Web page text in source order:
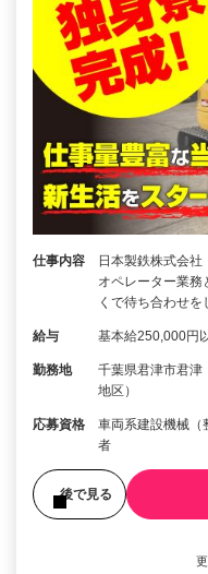
仕事内容
日本製鉄株式会
オペレーター業務
くで待ち合わせ
給与 基本給250,000円
勤務地
千葉県君津市君
地区）
応募資格
車両系建設機械（
者
後で見る